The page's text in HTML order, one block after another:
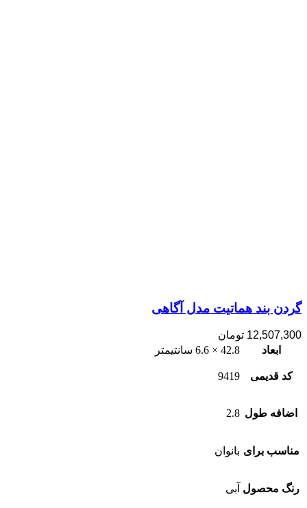
گردن بند هماتیت مدل آگاهی
12,507,300 تومان
ابعاد
42.8 × 6.6 سانتیمتر
کد قدیمی 9419
اضافه طول 2.8
مناسب برای بانوان
رنگ محصول آبی